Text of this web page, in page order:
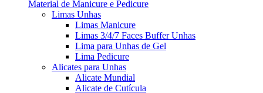
Material de Manicure e Pedicure
Limas Unhas
Limas Manicure
Limas 3/4/7 Faces Buffer Unhas
Lima para Unhas de Gel
Lima Pedicure
Alicates para Unhas
Alicate Mundial
Alicate de Cutícula